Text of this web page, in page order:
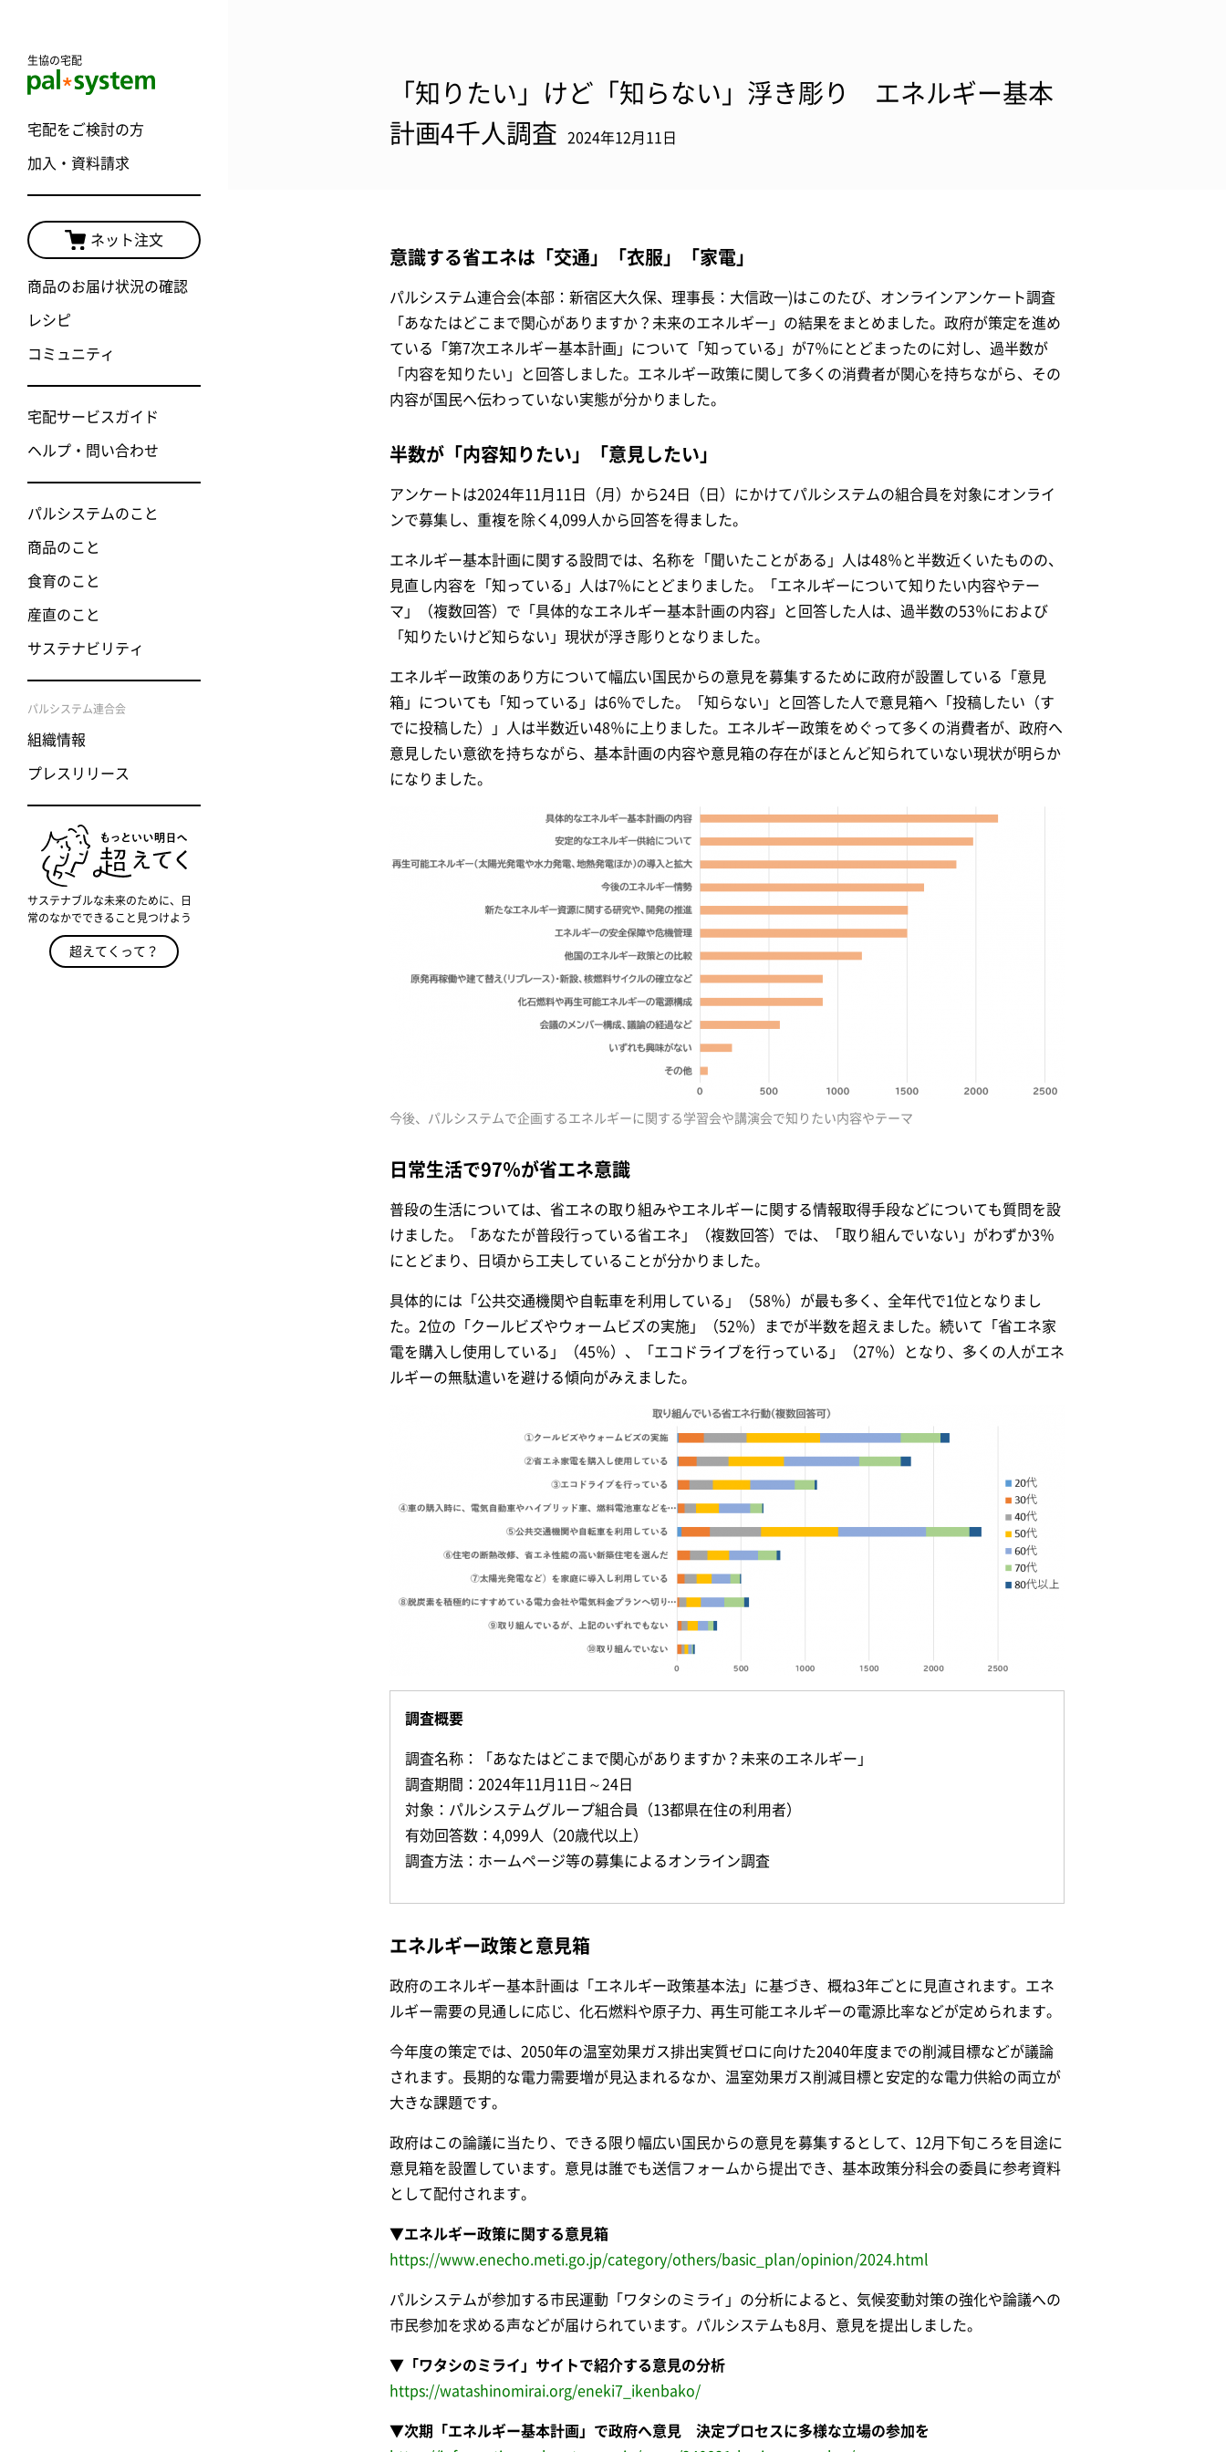
生協の宅配
宅配をご検討の方
加入・資料請求
ネット注文
商品のお届け状況の確認
レシピ
コミュニティ
宅配サービスガイド
ヘルプ・問い合わせ
パルシステムのこと
商品のこと
食育のこと
産直のこと
サステナビリティ
パルシステム連合会
組織情報
プレスリリース
サステナブルな未来のために、日
常のなかでできること見つけよう
超えてくって？
「知りたい」けど「知らない」浮き彫り エネルギー基本
計画4千人調査
2024年12月11日
意識する省エネは「交通」「衣服」「家電」
パルシステム連合会(本部：新宿区大久保、理事長：大信政一)はこのたび、オンラインアンケート調査
「あなたはどこまで関心がありますか？未来のエネルギー」の結果をまとめました。政府が策定を進め
ている「第7次エネルギー基本計画」について「知っている」が7％にとどまったのに対し、過半数が
「内容を知りたい」と回答しました。エネルギー政策に関して多くの消費者が関心を持ちながら、その
内容が国民へ伝わっていない実態が分かりました。
半数が「内容知りたい」「意見したい」
アンケートは2024年11月11日（月）から24日（日）にかけてパルシステムの組合員を対象にオンライ
ンで募集し、重複を除く4,099人から回答を得ました。
エネルギー基本計画に関する設問では、名称を「聞いたことがある」人は48％と半数近くいたものの、
見直し内容を「知っている」人は7％にとどまりました。「エネルギーについて知りたい内容やテー
マ」（複数回答）で「具体的なエネルギー基本計画の内容」と回答した人は、過半数の53％におよび
「知りたいけど知らない」現状が浮き彫りとなりました。
エネルギー政策のあり方について幅広い国民からの意見を募集するために政府が設置している「意見
箱」についても「知っている」は6％でした。「知らない」と回答した人で意見箱へ「投稿したい（す
でに投稿した）」人は半数近い48％に上りました。エネルギー政策をめぐって多くの消費者が、政府へ
意見したい意欲を持ちながら、基本計画の内容や意見箱の存在がほとんど知られていない現状が明らか
になりました。
今後、パルシステムで企画するエネルギーに関する学習会や講演会で知りたい内容やテーマ
日常生活で97％が省エネ意識
普段の生活については、省エネの取り組みやエネルギーに関する情報取得手段などについても質問を設
けました。「あなたが普段行っている省エネ」（複数回答）では、「取り組んでいない」がわずか3％
にとどまり、日頃から工夫していることが分かりました。
具体的には「公共交通機関や自転車を利用している」（58％）が最も多く、全年代で1位となりまし
た。2位の「クールビズやウォームビズの実施」（52％）までが半数を超えました。続いて「省エネ家
電を購入し使用している」（45％）、「エコドライブを行っている」（27％）となり、多くの人がエネ
ルギーの無駄遣いを避ける傾向がみえました。
調査概要
調査名称：「あなたはどこまで関心がありますか？未来のエネルギー」
調査期間：2024年11月11日～24日
対象：パルシステムグループ組合員（13都県在住の利用者）
有効回答数：4,099人（20歳代以上）
調査方法：ホームページ等の募集によるオンライン調査
エネルギー政策と意見箱
政府のエネルギー基本計画は「エネルギー政策基本法」に基づき、概ね3年ごとに見直されます。エネ
ルギー需要の見通しに応じ、化石燃料や原子力、再生可能エネルギーの電源比率などが定められます。
今年度の策定では、2050年の温室効果ガス排出実質ゼロに向けた2040年度までの削減目標などが議論
されます。長期的な電力需要増が見込まれるなか、温室効果ガス削減目標と安定的な電力供給の両立が
大きな課題です。
政府はこの論議に当たり、できる限り幅広い国民からの意見を募集するとして、12月下旬ころを目途に
意見箱を設置しています。意見は誰でも送信フォームから提出でき、基本政策分科会の委員に参考資料
として配付されます。
▼エネルギー政策に関する意見箱
https://www.enecho.meti.go.jp/category/others/basic_plan/opinion/2024.html
パルシステムが参加する市民運動「ワタシのミライ」の分析によると、気候変動対策の強化や論議への
市民参加を求める声などが届けられています。パルシステムも8月、意見を提出しました。
▼「ワタシのミライ」サイトで紹介する意見の分析
https://watashinomirai.org/eneki7_ikenbako/
▼次期「エネルギー基本計画」で政府へ意見 決定プロセスに多様な立場の参加を